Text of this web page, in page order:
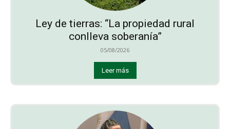
Ley de tierras: “La propiedad rural
conlleva soberanía”
05/08/2026
Leer más